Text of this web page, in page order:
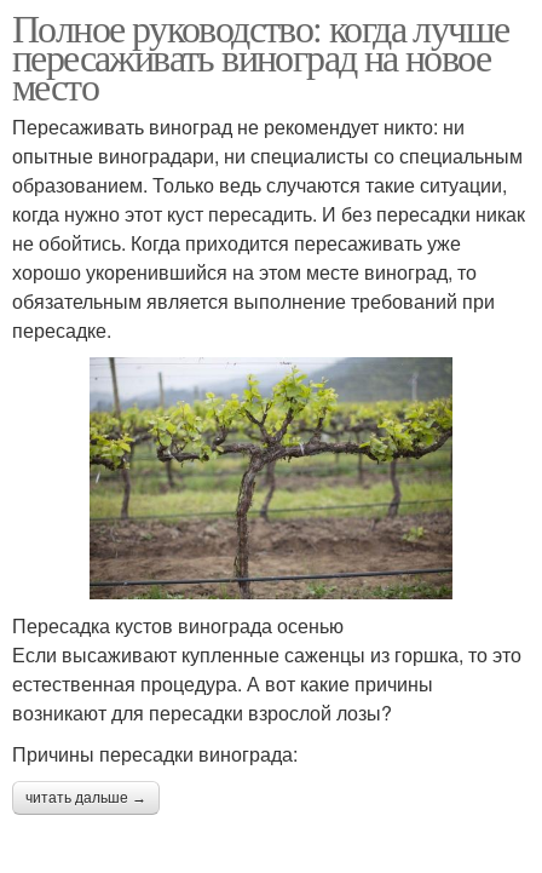
Полное руководство: когда лучше
пересаживать виноград на новое
место
Пересаживать виноград не рекомендует никто: ни
опытные виноградари, ни специалисты со специальным
образованием. Только ведь случаются такие ситуации,
когда нужно этот куст пересадить. И без пересадки никак
не обойтись. Когда приходится пересаживать уже
хорошо укоренившийся на этом месте виноград, то
обязательным является выполнение требований при
пересадке.
Пересадка кустов винограда осенью
Если высаживают купленные саженцы из горшка, то это
естественная процедура. А вот какие причины
возникают для пересадки взрослой лозы?
Причины пересадки винограда:
читать дальше →